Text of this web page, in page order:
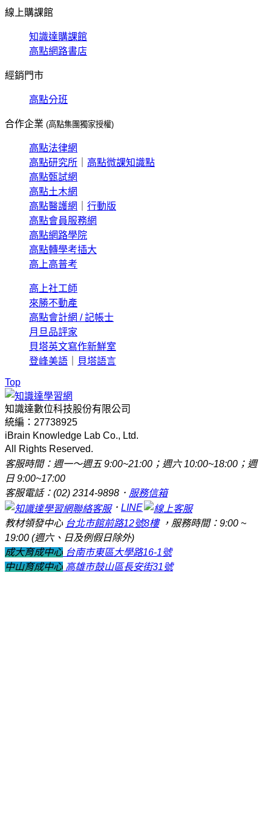
線上購課館
知識達購課館
高點網路書店
經銷門市
高點分班
合作企業 (高點集團獨家授權)
高點法律網
高點研究所
高點微課知識點
高點甄試網
高點土木網
高點醫護網
行動版
高點會員服務網
高點網路學院
高點轉學考插大
高上高普考
高上社工師
來勝不動產
高點會計網 / 記帳士
月旦品評家
貝塔英文寫作新鮮室
登峰美語
貝塔語言
Top
知識達數位科技股份有限公司
統編：27738925
iBrain Knowledge Lab Co., Ltd.
All Rights Reserved.
客服時間：週一～週五 9:00~21:00；週六 10:00~18:00；週
日 9:00~17:00
客服電話：(02) 2314-9898． 服務信箱
． LINE
教材領發中心 台北市館前路12號8樓，服務時間：9:00 ~
19:00 (週六、日及例假日除外)
成大育成中心 台南市東區大學路16-1號
中山育成中心 高雄市鼓山區長安街31號